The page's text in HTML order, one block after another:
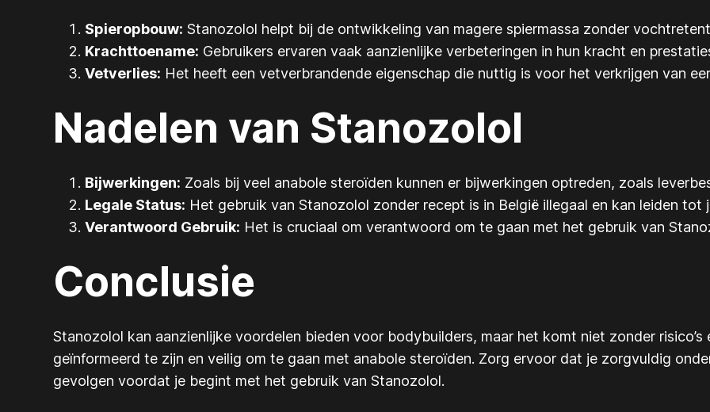
Spieropbouw: Stanozolol helpt bij de ontwikkeling van magere spiermassa zonder
Krachttoename: Gebruikers ervaren vaak aanzienlijke verbeteringen in hun kracht en
Vetverlies: Het heeft een vetverbrandende eigenschap die nuttig is voor het verkrijgen van
Nadelen van Stanozolol
Bijwerkingen: Zoals bij veel anabole steroïden kunnen er bijwerkingen optreden, zoals
Legale Status: Het gebruik van Stanozolol zonder recept is in België illegaal en kan leiden tot
Verantwoord Gebruik: Het is cruciaal om verantwoord om te gaan met het gebruik van
Conclusie
Stanozolol kan aanzienlijke voordelen bieden voor bodybuilders, maar het komt niet zonder
geïnformeerd te zijn en veilig om te gaan met anabole steroïden. Zorg ervoor dat je zorgvuldig
gevolgen voordat je begint met het gebruik van Stanozolol.